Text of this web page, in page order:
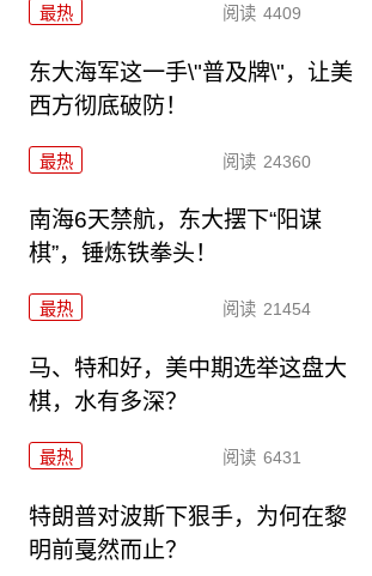
最热 阅读 4409
东大海军这一手\"普及牌\"，让美
西方彻底破防！
最热 阅读 24360
南海6天禁航，东大摆下“阳谋
棋”，锤炼铁拳头！
最热 阅读 21454
马、特和好，美中期选举这盘大
棋，水有多深？
最热 阅读 6431
特朗普对波斯下狠手，为何在黎
明前戛然而止？